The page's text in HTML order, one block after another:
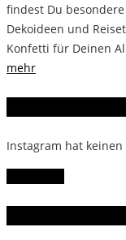
findest Du
Dekoideen und
Konfetti für Deinen
mehr
Instagram hat keinen